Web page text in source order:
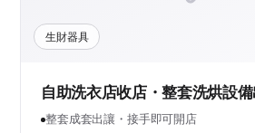
生財器具
自助洗衣店收店・整套洗烘設
整套成套出讓・接手即可開店